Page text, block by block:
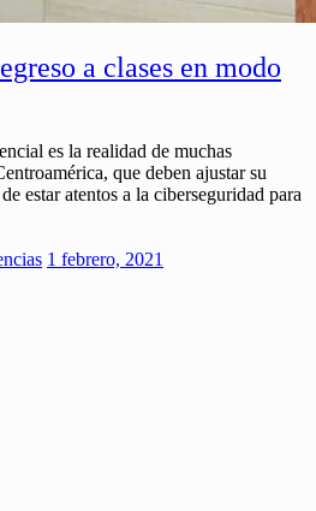
a clases en modo
es la realidad de muchas
que deben ajustar su
estar atentos a la ciberseguridad para
1 febrero, 2021